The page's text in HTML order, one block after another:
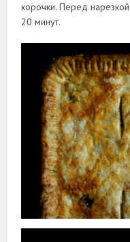
корочки. Перед
20 минут.